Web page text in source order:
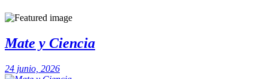
Mate y Ciencia
24 junio, 2026